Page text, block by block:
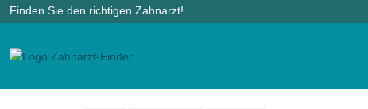
Finden Sie den richtigen Zahnarzt!